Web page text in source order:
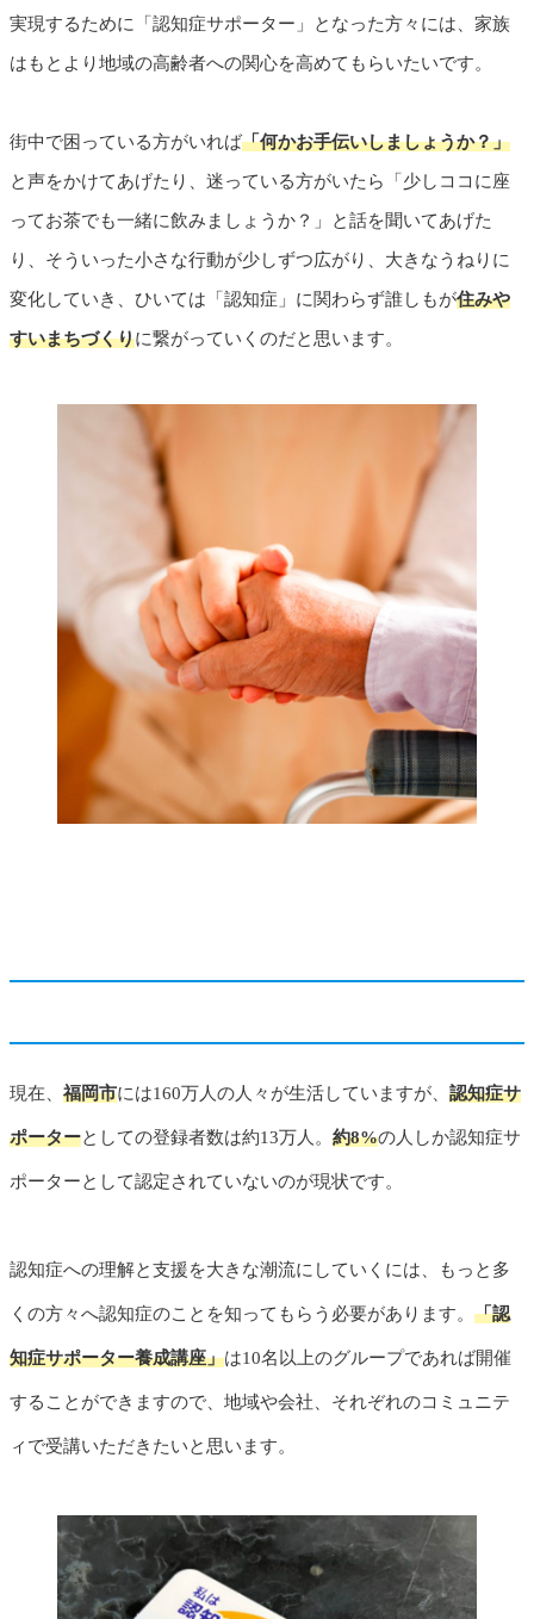
実現するために「認知症サポーター」となった方々には、家族
はもとより地域の高齢者への関心を高めてもらいたいです。
街中で困っている方がいれば「何かお手伝いしましょうか？」
と声をかけてあげたり、迷っている方がいたら「少しココに座
ってお茶でも一緒に飲みましょうか？」と話を聞いてあげた
り、そういった小さな行動が少しずつ広がり、大きなうねりに
変化していき、ひいては「認知症」に関わらず誰しもが住みや
すいまちづくりに繋がっていくのだと思います。
現在、 福岡市には160万人の人々が生活していますが、 認知症サ
ポーターとしての登録者数は約13万人。 約8%の人しか認知症サ
ポーターとして認定されていないのが現状です。
認知症への理解と支援を大きな潮流にしていくには、もっと多
くの方々へ認知症のことを知ってもらう必要があります。 「認
知症サポーター養成講座」は10名以上のグループであれば開催
することができますので、地域や会社、それぞれのコミュニテ
ィで受講いただきたいと思います。